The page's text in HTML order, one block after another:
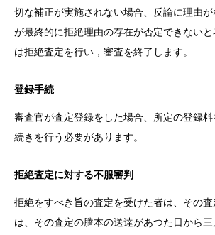
切な補正が実施されない場合、反論に理由
が最終的に拒絶理由の存在が否定できない
は拒絶査定を行い，審査を終了します。
登録手続
審査官が査定登録をした場合、所定の登録
続きを行う必要があります。
拒絶査定に対する不服審判
拒絶をすべき旨の査定を受けた者は、その
は、その査定の謄本の送達があつた日から